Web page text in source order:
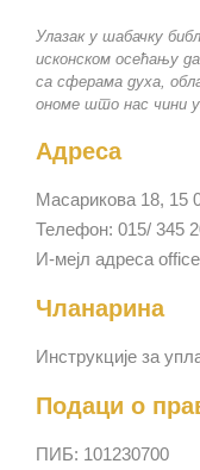
Улазак у шабачку
исконском осећању
са сферама духа,
ономе што нас чини
Адреса
Масарикова 18, 15
Телефон: 015/ 345
И-мејл адреса
Чланарина
Инструкције за
Подаци о
ПИБ: 101230700